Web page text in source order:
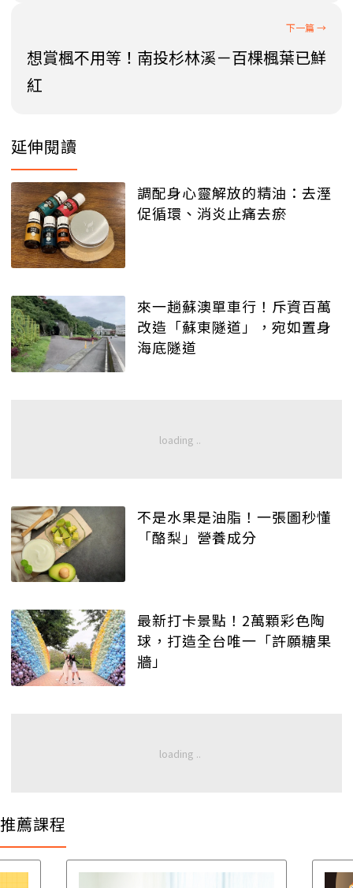
想賞楓不用等！南投杉林溪－百棵楓葉已鮮
紅
延伸閱讀
調配身心靈解放的精油：去溼
促循環、消炎止痛去瘀
來一趟蘇澳單車行！斥資百萬
改造「蘇東隧道」，宛如置身
海底隧道
不是水果是油脂！一張圖秒懂
「酪梨」營養成分
最新打卡景點！2萬顆彩色陶
球，打造全台唯一「許願糖果
牆」
推薦課程